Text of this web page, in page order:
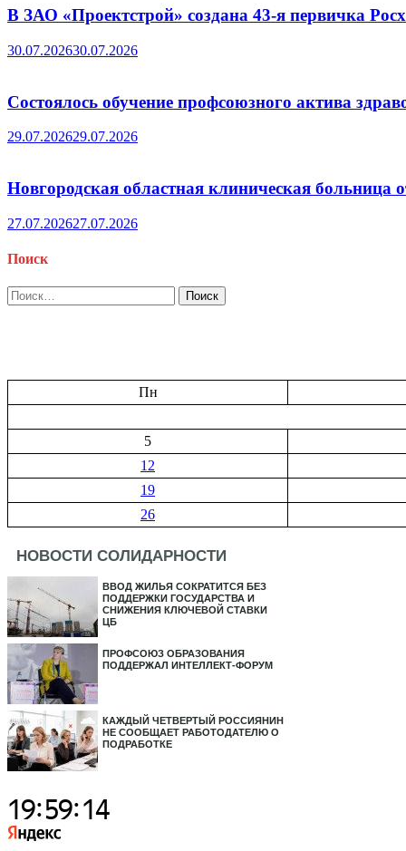
В ЗАО «Проектстрой» создана 43-я первичка
30.07.202630.07.2026
Состоялось обучение профсоюзного актива
29.07.202629.07.2026
Новгородская областная клиническая больница
27.07.202627.07.2026
Поиск
Найти:
Пн
5
12
19
26
НОВОСТИ СОЛИДАРНОСТИ
ВВОД ЖИЛЬЯ СОКРАТИТСЯ БЕЗ
ПОДДЕРЖКИ ГОСУДАРСТВА И
СНИЖЕНИЯ КЛЮЧЕВОЙ СТАВКИ
ЦБ
ПРОФСОЮЗ ОБРАЗОВАНИЯ
ПОДДЕРЖАЛ ИНТЕЛЛЕКТ-ФОРУМ
КАЖДЫЙ ЧЕТВЕРТЫЙ РОССИЯНИН
НЕ СООБЩАЕТ РАБОТОДАТЕЛЮ О
ПОДРАБОТКЕ